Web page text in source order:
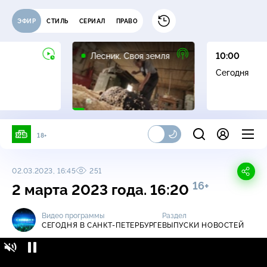
ЭФИР СТИЛЬ СЕРИАЛ ПРАВО
Лесник. Своя земля
16+
10:00
Сегодня
18+
02.03.2023, 16:45 251
2 марта 2023 года. 16:20 16+
Видео программы
СЕГОДНЯ В САНКТ-ПЕТЕРБУРГЕ
Раздел
ВЫПУСКИ НОВОСТЕЙ